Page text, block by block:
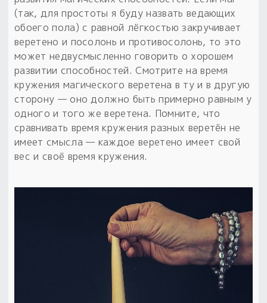
(так, для простоты я буду назвать ведающих
обоего пола) с равной лёгкостью закручивает
веретено и посолонь и противосолонь, то это
может недвусмысленно говорить о хорошем
развитии способностей. Смотрите на время
кружения магического веретена в ту и в другую
сторону — оно должно быть примерно равным у
одного и того же веретена. Помните, что
сравнивать время кружения разных веретён не
имеет смысла — каждое веретено имеет свой
вес и своё время кружения.